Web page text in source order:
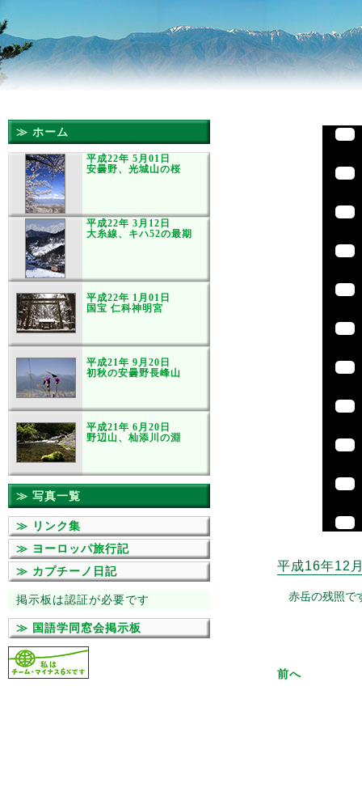
平成16年12
赤岳の残照で
前へ
≫ ホーム
平成22年 5月01日
安曇野、光城山の桜
平成22年 3月12日
大糸線、キハ52の最期
平成22年 1月01日
国宝 仁科神明宮
平成21年 9月20日
初秋の安曇野長峰山
平成21年 6月20日
野辺山、杣添川の淵
≫ 写真一覧
≫ リンク集
≫ ヨーロッパ旅行記
≫ カプチーノ日記
掲示板は認証が必要です
≫ 国語学同窓会掲示板